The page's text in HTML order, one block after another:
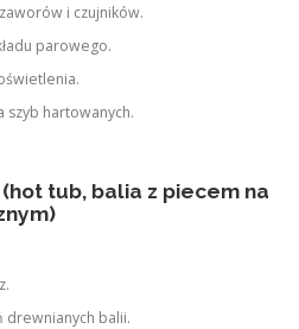
i czujników.
parowego.
szyb hartowanych.
tub, balia z piecem na
drewnianych balii.